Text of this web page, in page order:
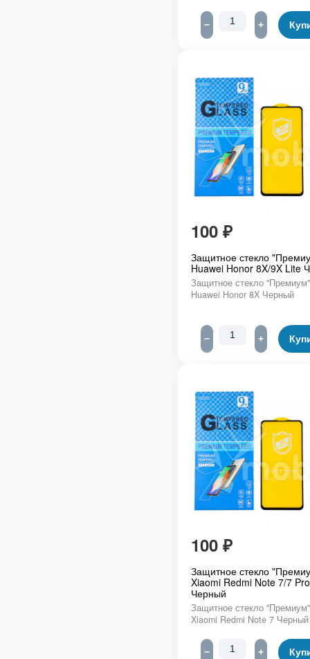
− +
100 ₽
Защитное стекло
Huawei Honor 8X/9X Lite
Защитное стекло
Huawei Honor 8X Черный
− +
100 ₽
Защитное стекло
Xiaomi Redmi Note 7/7 Pro
Черный
Защитное стекло
Xiaomi Redmi Note 7 Черный
− +